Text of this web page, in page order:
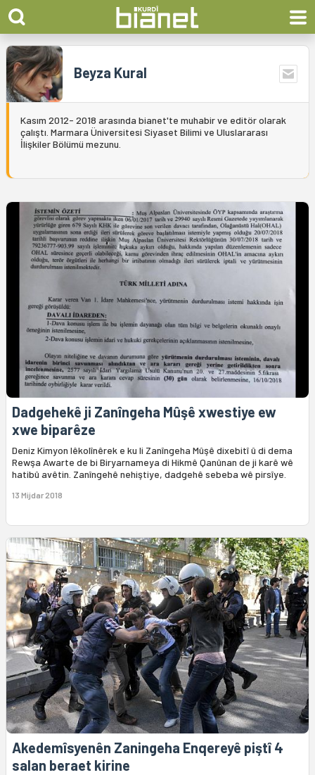
Beyza Kural
Kasım 2012- 2018 arasında bianet'te muhabir ve editör olarak
çalıştı. Marmara Üniversitesi Siyaset Bilimi ve Uluslararası
İlişkiler Bölümü mezunu.
Dadgehekê ji Zanîngeha Mûşê xwestiye ew
xwe biparêze
Deniz Kimyon lêkolînêrek e ku li Zanîngeha Mûşê dixebitî û di dema
Rewşa Awarte de bi Biryarnameya di Hikmê Qanûnan de ji karê wê
hatibû avêtin. Zanîngehê nehiştiye, dadgehê sebeba wê pirsîye.
13 Mijdar 2018
Akedemîsyenên Zaningeha Enqereyê piştî 4
salan beraet kirine